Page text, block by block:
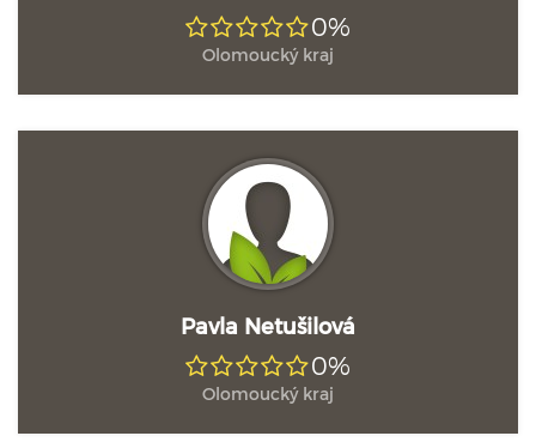
0%
Olomoucký kraj
Pavla Netušilová
0%
Olomoucký kraj